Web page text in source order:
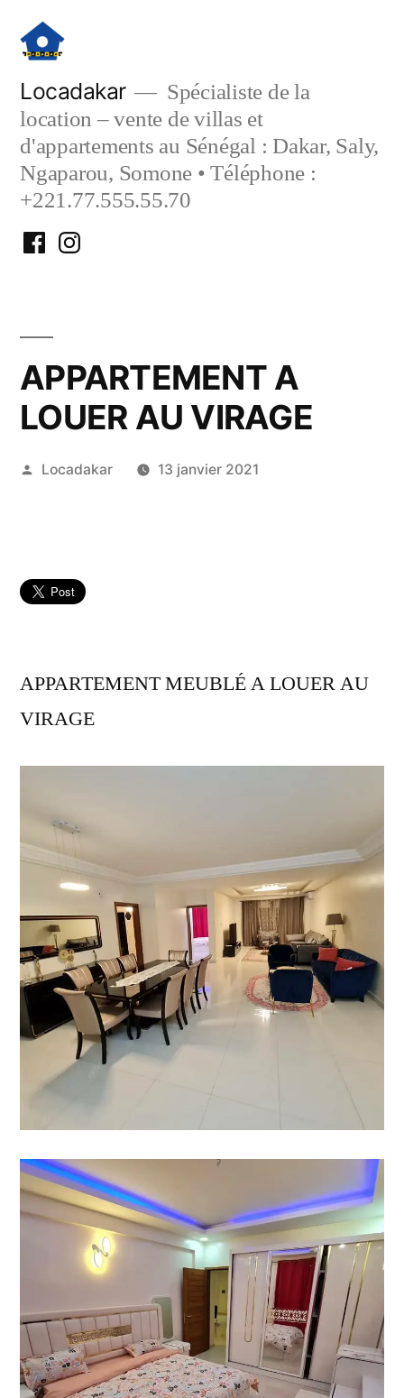
contenu
Locadakar
Spécialiste de la
location – vente de villas et
d'appartements au Sénégal : Dakar, Saly,
Ngaparou, Somone • Téléphone :
+221.77.555.55.70
FacebookInstagram
APPARTEMENT A
LOUER AU VIRAGE
Publié
Locadakar 13 janvier 2021
APPARTEMENT MEUBLÉ A LOUER AU
VIRAGE